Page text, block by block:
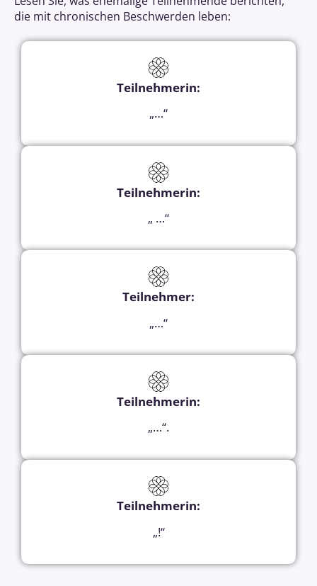
die mit chronischen Beschwerden leben:
Teilnehmerin:
„…“
Teilnehmerin:
„ …“
Teilnehmer:
„…“
Teilnehmerin:
„…“.
Teilnehmerin:
„!“